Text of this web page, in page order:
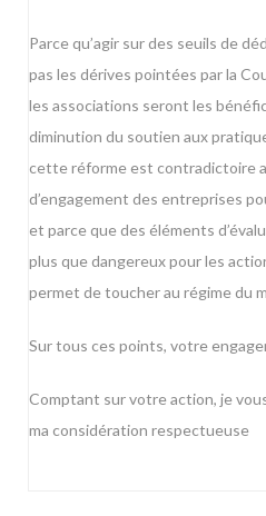
Parce qu’agir sur des seuils de
pas les dérives pointées par la
les associations seront les
diminution du soutien aux
cette réforme est contradictoire
d’engagement des entreprises
et parce que des éléments
plus que dangereux pour les
permet de toucher au régime du
Sur tous ces points, votre
Comptant sur votre action, je
ma considération respectueuse